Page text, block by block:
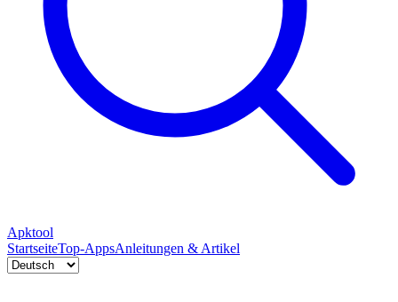
Apktool
StartseiteTop-AppsAnleitungen & Artikel